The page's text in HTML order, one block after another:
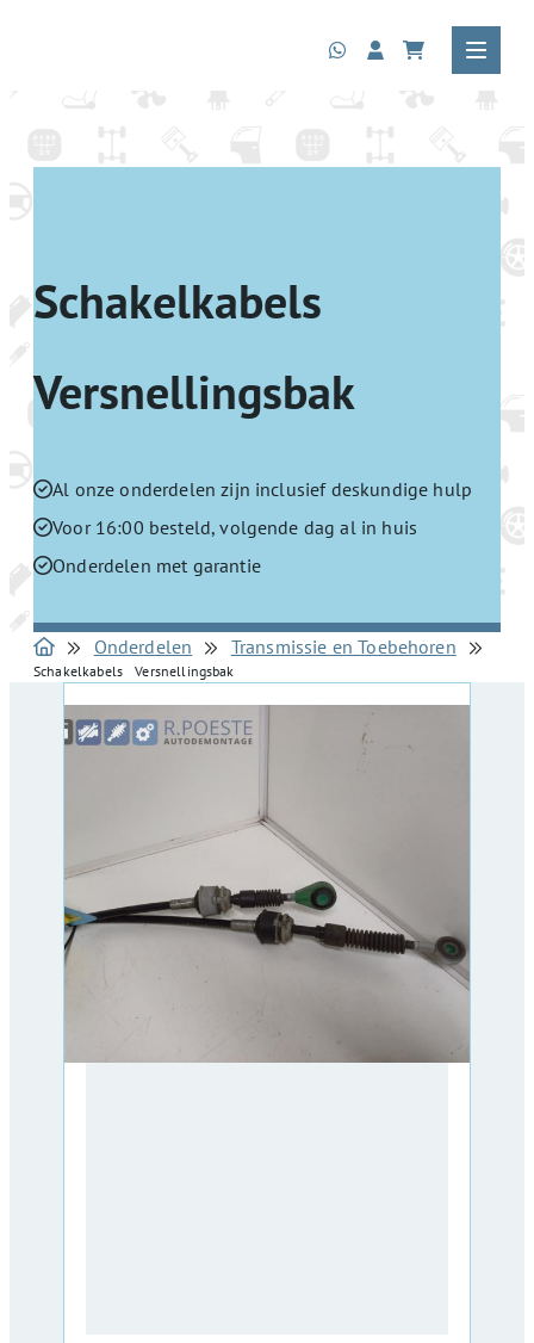
Schakelkabels
Versnellingsbak
Al onze onderdelen zijn inclusief deskundige hulp
Voor 16:00 besteld, volgende dag al in huis
Onderdelen met garantie
Onderdelen Transmissie en Toebehoren
Schakelkabels Versnellingsbak